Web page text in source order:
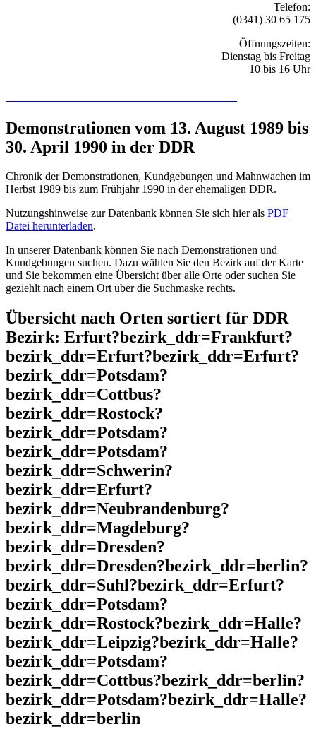
Telefon:
(0341) 30 65 175
Öffnungszeiten:
Dienstag bis Freitag
10 bis 16 Uhr
Demonstrationen vom 13. August 1989 bis
30. April 1990 in der DDR
Chronik der Demonstrationen, Kundgebungen und Mahnwachen im
Herbst 1989 bis zum Frühjahr 1990 in der ehemaligen DDR.
Nutzungshinweise zur Datenbank können Sie sich hier als PDF
Datei herunterladen.
In unserer Datenbank können Sie nach Demonstrationen und
Kundgebungen suchen. Dazu wählen Sie den Bezirk auf der Karte
und Sie bekommen eine Übersicht über alle Orte oder suchen Sie
geziehlt nach einem Ort über die Suchmaske rechts.
Übersicht nach Orten sortiert für DDR
Bezirk: Erfurt?bezirk_ddr=Frankfurt?
bezirk_ddr=Erfurt?bezirk_ddr=Erfurt?
bezirk_ddr=Potsdam?
bezirk_ddr=Cottbus?
bezirk_ddr=Rostock?
bezirk_ddr=Potsdam?
bezirk_ddr=Potsdam?
bezirk_ddr=Schwerin?
bezirk_ddr=Erfurt?
bezirk_ddr=Neubrandenburg?
bezirk_ddr=Magdeburg?
bezirk_ddr=Dresden?
bezirk_ddr=Dresden?bezirk_ddr=berlin?
bezirk_ddr=Suhl?bezirk_ddr=Erfurt?
bezirk_ddr=Potsdam?
bezirk_ddr=Rostock?bezirk_ddr=Halle?
bezirk_ddr=Leipzig?bezirk_ddr=Halle?
bezirk_ddr=Potsdam?
bezirk_ddr=Cottbus?bezirk_ddr=berlin?
bezirk_ddr=Potsdam?bezirk_ddr=Halle?
bezirk_ddr=berlin